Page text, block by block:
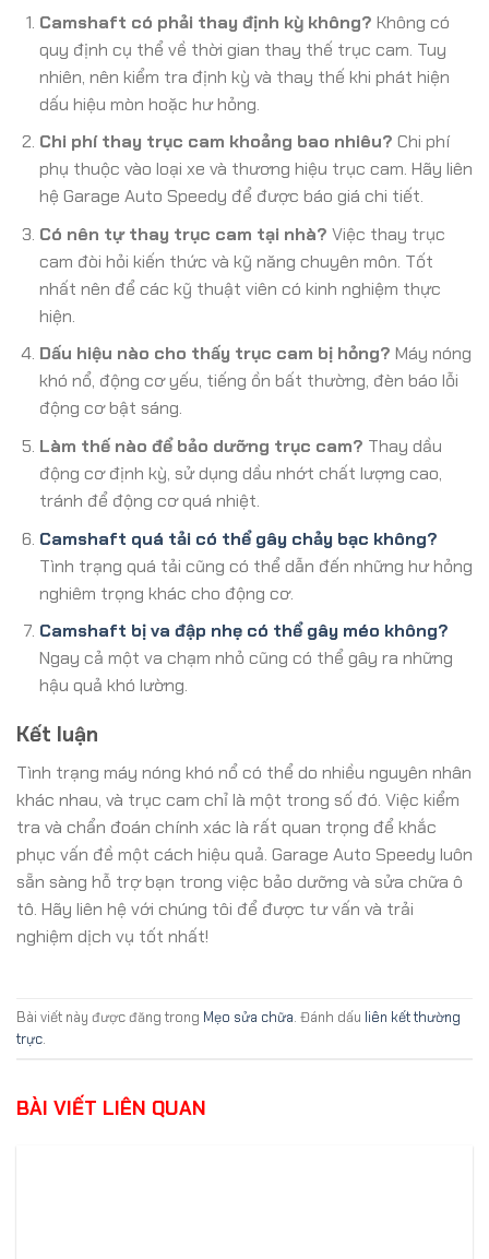
Camshaft có phải thay định kỳ không? Không có
quy định cụ thể về thời gian thay thế trục cam. Tuy
nhiên, nên kiểm tra định kỳ và thay thế khi phát hiện
dấu hiệu mòn hoặc hư hỏng.
Chi phí thay trục cam khoảng bao nhiêu? Chi phí
phụ thuộc vào loại xe và thương hiệu trục cam. Hãy liên
hệ Garage Auto Speedy để được báo giá chi tiết.
Có nên tự thay trục cam tại nhà? Việc thay trục
cam đòi hỏi kiến thức và kỹ năng chuyên môn. Tốt
nhất nên để các kỹ thuật viên có kinh nghiệm thực
hiện.
Dấu hiệu nào cho thấy trục cam bị hỏng? Máy nóng
khó nổ, động cơ yếu, tiếng ồn bất thường, đèn báo lỗi
động cơ bật sáng.
Làm thế nào để bảo dưỡng trục cam? Thay dầu
động cơ định kỳ, sử dụng dầu nhớt chất lượng cao,
tránh để động cơ quá nhiệt.
Camshaft quá tải có thể gây chảy bạc không?
Tình trạng quá tải cũng có thể dẫn đến những hư hỏng
nghiêm trọng khác cho động cơ.
Camshaft bị va đập nhẹ có thể gây méo không?
Ngay cả một va chạm nhỏ cũng có thể gây ra những
hậu quả khó lường.
Kết luận
Tình trạng máy nóng khó nổ có thể do nhiều nguyên nhân
khác nhau, và trục cam chỉ là một trong số đó. Việc kiểm
tra và chẩn đoán chính xác là rất quan trọng để khắc
phục vấn đề một cách hiệu quả. Garage Auto Speedy luôn
sẵn sàng hỗ trợ bạn trong việc bảo dưỡng và sửa chữa ô
tô. Hãy liên hệ với chúng tôi để được tư vấn và trải
nghiệm dịch vụ tốt nhất!
Bài viết này được đăng trong Mẹo sửa chữa. Đánh dấu liên kết thường
trực.
BÀI VIẾT LIÊN QUAN